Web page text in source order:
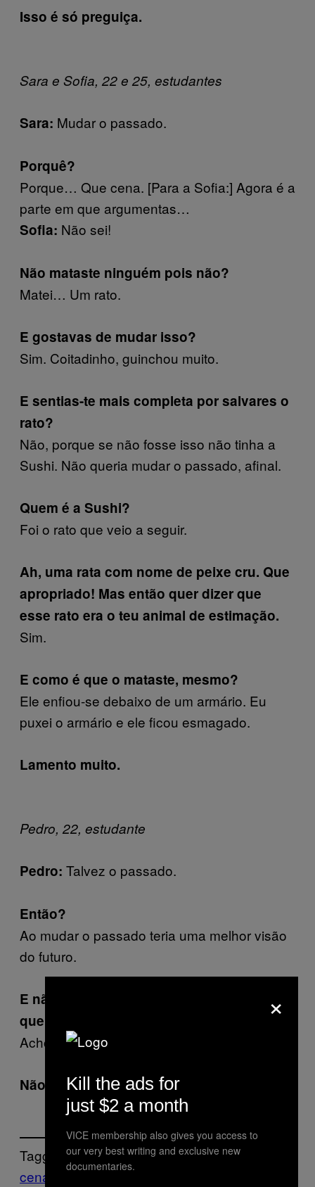
Isso é só preguiça.
Sara e Sofia, 22 e 25, estudantes
Sara: Mudar o passado.
Porquê?
Porque… Que cena. [Para a Sofia:] Agora é a
parte em que argumentas…
Sofia: Não sei!
Não mataste ninguém pois não?
Matei… Um rato.
E gostavas de mudar isso?
Sim. Coitadinho, guinchou muito.
E sentias-te mais completa por salvares o
rato?
Não, porque se não fosse isso não tinha a
Sushi. Não queria mudar o passado, afinal.
Quem é a Sushi?
Foi o rato que veio a seguir.
Ah, uma rata com nome de peixe cru. Que
apropriado! Mas então quer dizer que
esse rato era o teu animal de estimação.
Sim.
E como é que o mataste, mesmo?
Ele enfiou-se debaixo de um armário. Eu
puxei o armário e ele ficou esmagado.
Lamento muito.
Pedro, 22, estudante
Pedro: Talvez o passado.
Então?
Ao mudar o passado teria uma melhor visão
do futuro.
E não tens medo de mudar alguma coisa
que te faça desaparecer?
Acho que não, mudava só para melhor.
Não é o que dizem todos?
Tagged:
cenas
Eduardo Santos
×
Kill the ads for
just $2 a month
VICE membership also gives you access to
our very best writing and exclusive new
documentaries.